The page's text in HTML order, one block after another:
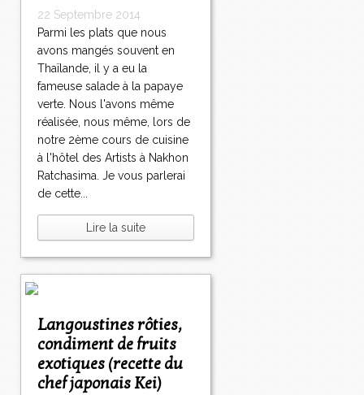
22 Septembre 2014
Parmi les plats que nous
avons mangés souvent en
Thaïlande, il y a eu la
fameuse salade à la papaye
verte. Nous l'avons même
réalisée, nous même, lors de
notre 2ème cours de cuisine
à l'hôtel des Artists à Nakhon
Ratchasima. Je vous parlerai
de cette...
Lire la suite
Langoustines rôties,
condiment de fruits
exotiques (recette du
chef japonais Kei)